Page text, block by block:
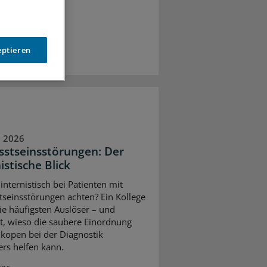
2026
Der
Blick
bei Patienten mit
achten? Ein Kollege
häufigsten Auslöser – und
wieso die saubere Einordnung
bei der Diagnostik
helfen kann.